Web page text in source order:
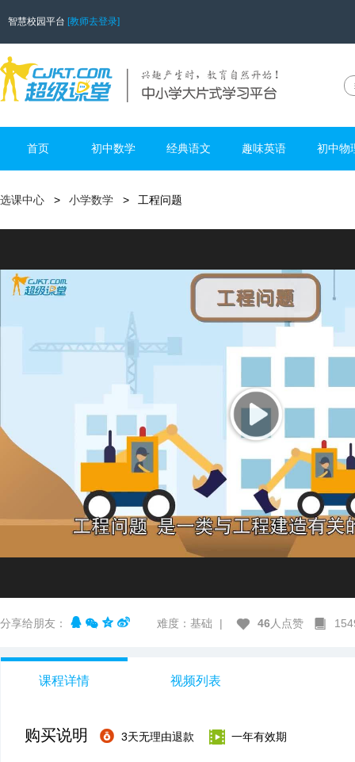
智慧校园平台 [教师去登录]
首页 初中数学 经典语文 趣味英语 初中物
选课中心 小学数学 工程问题
分享给朋友： 难度：基础 | 46人点赞
课程详情 视频列表
购买说明 3天无理由退款 一年有效期